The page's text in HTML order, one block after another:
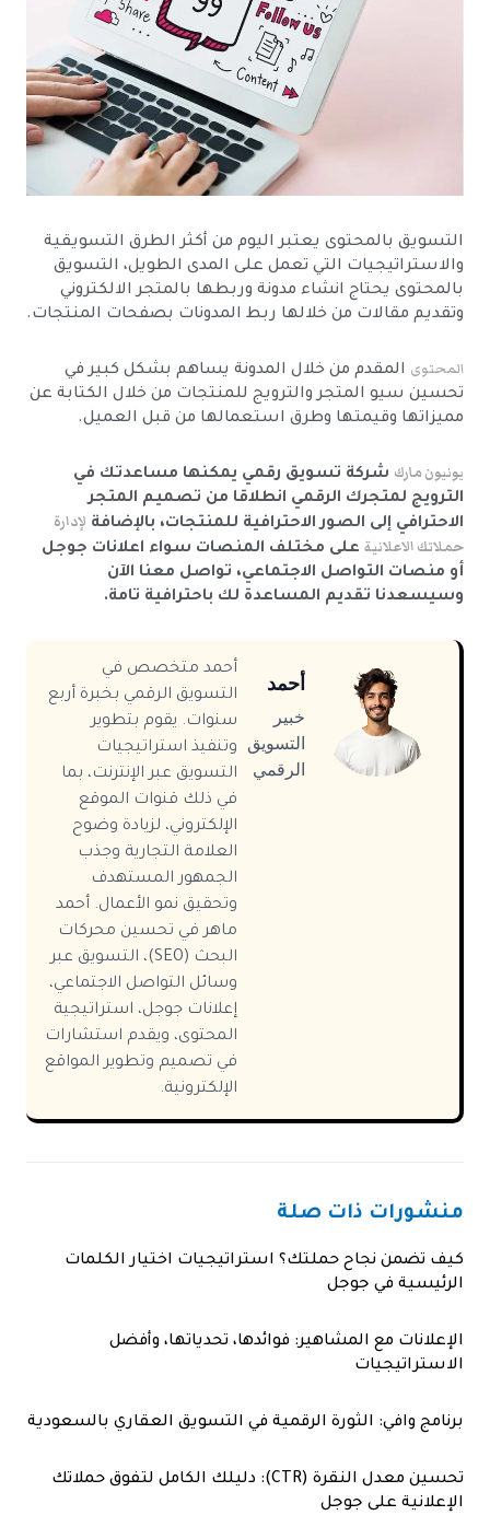
التسويق بالمحتوى يعتبر اليوم من أكثر الطرق التسويقية
والاستراتيجيات التي تعمل على المدى الطويل، التسويق
بالمحتوى يحتاج انشاء مدونة وربطها بالمتجر الالكتروني
وتقديم مقالات من خلالها ربط المدونات بصفحات المنتجات.
المحتوى المقدم من خلال المدونة يساهم بشكل كبير في
تحسين سيو المتجر والترويج للمنتجات من خلال الكتابة عن
مميزاتها وقيمتها وطرق استعمالها من قبل العميل.
يونيون مارك شركة تسويق رقمي يمكنها مساعدتك في
الترويج لمتجرك الرقمي انطلاقا من تصميم المتجر
الاحترافي إلى الصور الاحترافية للمنتجات، بالإضافة لإدارة
حملاتك الاعلانية على مختلف المنصات سواء اعلانات جوجل
أو منصات التواصل الاجتماعي، تواصل معنا الآن
وسيسعدنا تقديم المساعدة لك باحترافية تامة.
أحمد
خبير
التسويق
الرقمي
أحمد متخصص في
التسويق الرقمي بخبرة أربع
سنوات. يقوم بتطوير
وتنفيذ استراتيجيات
التسويق عبر الإنترنت، بما
في ذلك قنوات الموقع
الإلكتروني، لزيادة وضوح
العلامة التجارية وجذب
الجمهور المستهدف
وتحقيق نمو الأعمال. أحمد
ماهر في تحسين محركات
البحث (SEO)، التسويق عبر
وسائل التواصل الاجتماعي،
إعلانات جوجل، استراتيجية
المحتوى، ويقدم استشارات
في تصميم وتطوير المواقع
الإلكترونية.
منشورات ذات صلة
كيف تضمن نجاح حملتك؟ استراتيجيات اختيار الكلمات
الرئيسية في جوجل
الإعلانات مع المشاهير: فوائدها، تحدياتها، وأفضل
الاستراتيجيات
برنامج وافي: الثورة الرقمية في التسويق العقاري بالسعودية
تحسين معدل النقرة (CTR): دليلك الكامل لتفوق حملاتك
الإعلانية على جوجل